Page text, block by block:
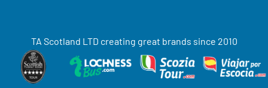
TA Scotland LTD creating great brands since 2010